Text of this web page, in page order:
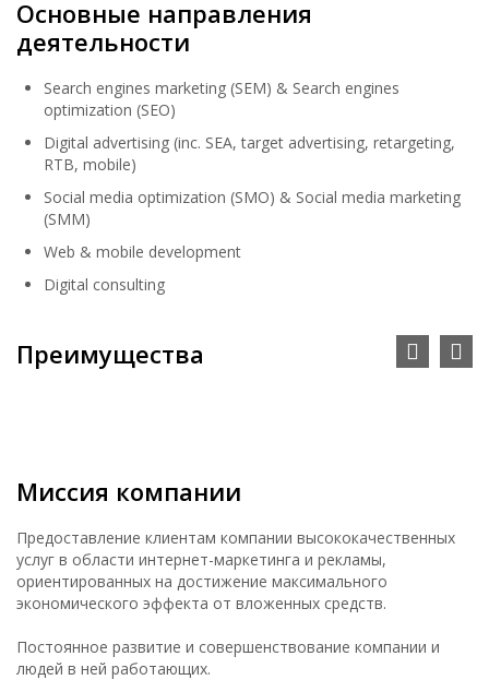
Основные направления
деятельности
Search engines marketing (SEM) & Search engines
optimization (SEO)
Digital advertising (inc. SEA, target advertising, retargeting,
RTB, mobile)
Social media optimization (SMO) & Social media marketing
(SMM)
Web & mobile development
Digital consulting
Преимущества
Миссия компании
Предоставление клиентам компании высококачественных
услуг в области интернет-маркетинга и рекламы,
ориентированных на достижение максимального
экономического эффекта от вложенных средств.
Постоянное развитие и совершенствование компании и
людей в ней работающих.